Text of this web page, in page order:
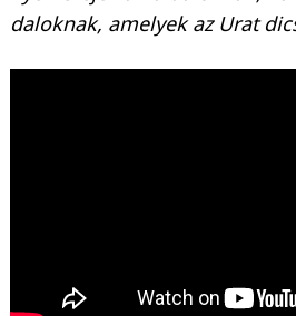
daloknak, amelyek az Urat